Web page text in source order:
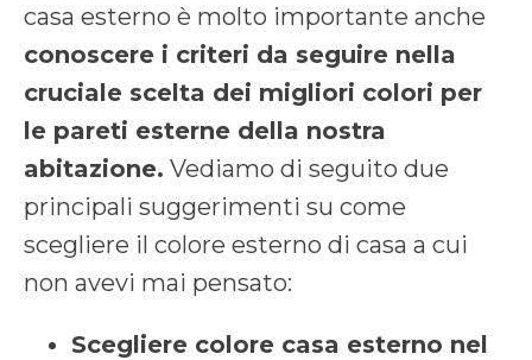
casa esterno è molto importante anche
conoscere i criteri da seguire nella
cruciale scelta dei migliori colori per
le pareti esterne della nostra
abitazione. Vediamo di seguito due
principali suggerimenti su come
scegliere il colore esterno di casa a cui
non avevi mai pensato:
Scegliere colore casa esterno nel